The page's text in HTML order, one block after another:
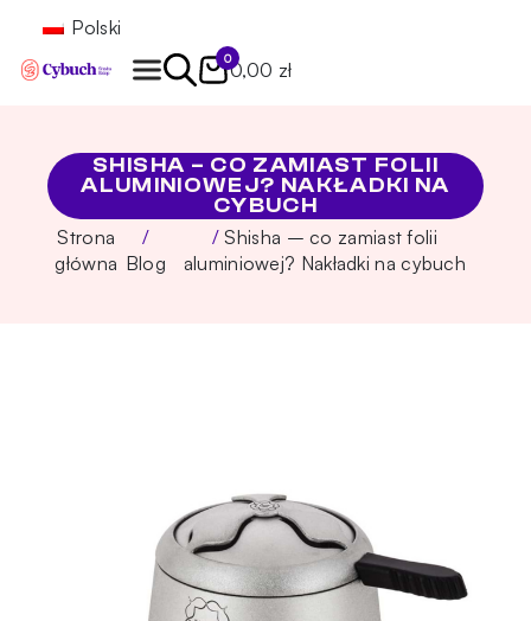
Polski
0
0,00 zł
SHISHA – CO ZAMIAST FOLII
ALUMINIOWEJ? NAKŁADKI NA
CYBUCH
Strona
główna Blog
Shisha – co zamiast folii
aluminiowej? Nakładki na cybuch